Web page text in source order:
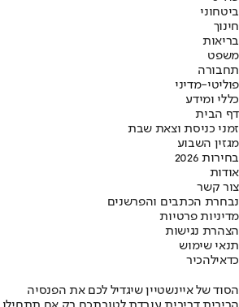
ביטחוני
חינוך
בריאות
משפט
תחבורה
פוליטי-מדיני
כללי ומידע
דף הבית
זמני כניסת וצאת שבת
מגזין השבוע
בחירות 2026
אודות
צור קשר
נבחרת הכתבים והפרשנים
מדיניות פרטיות
הצהרת נגישות
תנאי שימוש
כדאילהכיר
הסוד של איינשטיין שיגדיל לכם את הפנסיה